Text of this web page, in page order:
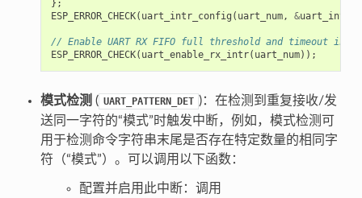
};
ESP_ERROR_CHECK( uart_intr_config ( uart_num, &uart_intr
// Enable UART RX FIFO full threshold and timeout
ESP_ERROR_CHECK( uart_enable_rx_intr( uart_num));
模式检测 ( UART_PATTERN_DET )：在检测到重复接收/发
送同一字符的“模式”时触发中断，例如，模式检测可
用于检测命令字符串末尾是否存在特定数量的相同字
符（“模式”）。可以调用以下函数：
配置并启用此中断：调用